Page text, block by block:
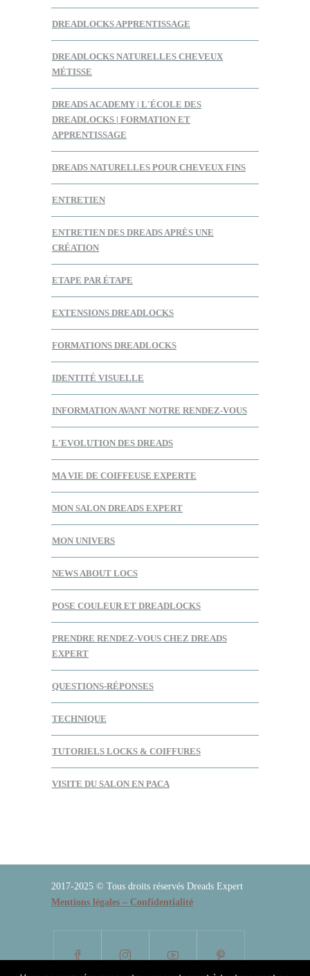
DREADLOCKS APPRENTISSAGE
DREADLOCKS NATURELLES CHEVEUX
MÉTISSE
DREADS ACADEMY | L'ÉCOLE DES
DREADLOCKS | FORMATION ET
APPRENTISSAGE
DREADS NATURELLES POUR CHEVEUX FINS
ENTRETIEN
ENTRETIEN DES DREADS APRÈS UNE
CRÉATION
ETAPE PAR ÉTAPE
EXTENSIONS DREADLOCKS
FORMATIONS DREADLOCKS
IDENTITÉ VISUELLE
INFORMATION AVANT NOTRE RENDEZ-VOUS
L'EVOLUTION DES DREADS
MA VIE DE COIFFEUSE EXPERTE
MON SALON DREADS EXPERT
MON UNIVERS
NEWS ABOUT LOCS
POSE COULEUR ET DREADLOCKS
PRENDRE RENDEZ-VOUS CHEZ DREADS
EXPERT
QUESTIONS-RÉPONSES
TECHNIQUE
TUTORIELS LOCKS & COIFFURES
VISITE DU SALON EN PACA
2017-2025 © Tous droits réservés Dreads Expert
Mentions légales – Confidentialité